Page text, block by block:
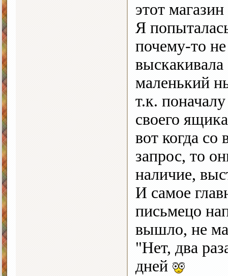
этот
Я
почему-то
маленький
т.к.
своего
вот когда
запрос, то
наличие,
И самое
письмецо
вышло, не
"Нет, два
дней